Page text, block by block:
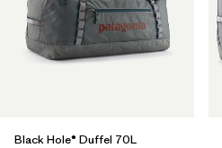
Black Hole® Duffel 70L